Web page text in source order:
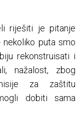
riješiti je pitanje
puta smo
rekonstruisati i
nažalost, zbog
za zaštitu
dobiti sama